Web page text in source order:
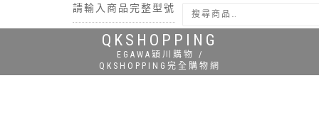
請輸入商品完整型號
搜尋
QKSHOPPING
EGAWA穎川購物 /
QKSHOPPING完全購物網